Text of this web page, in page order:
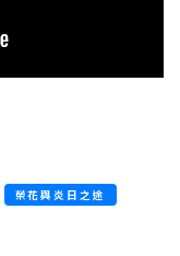
榮花與炎日之途